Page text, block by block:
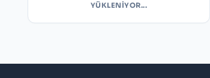
YÜKLENIYOR...